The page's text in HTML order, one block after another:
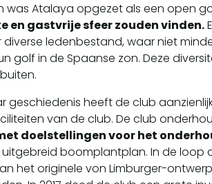
was Atalaya opgezet als een open
en gastvrije sfeer zouden vinden.
ledenbestand, waar niet
golf in de Spaanse zon. Deze
geschiedenis heeft de club
van de club. De club
doelstellingen voor het
boomplantplan. In de loop
het originele von Limburger-